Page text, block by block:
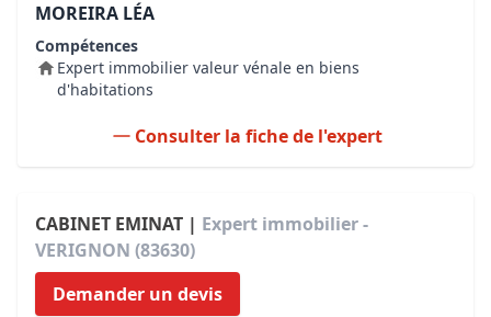
MOREIRA LÉA
Compétences
Expert immobilier valeur vénale en biens
d'habitations
Consulter la fiche de l'expert
CABINET EMINAT | Expert immobilier -
VERIGNON (83630)
Demander un devis